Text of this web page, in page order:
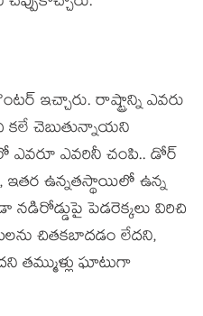
ఇచ్చారు. రాష్ట్రాన్ని ఎవ‌రు
క‌లే చెబుతున్నాయ‌ని
ఎవ‌రినీ చంపి.. డోర్
ఇత‌ర ఉన్న‌త‌స్థాయిలో ఉన్న
న‌డిరోడ్డుపై పెడ‌రెక్క‌లు విరిచి
చిత‌క‌బాద‌డం లేద‌ని,
త‌మ్ముళ్లు ఘాటుగా